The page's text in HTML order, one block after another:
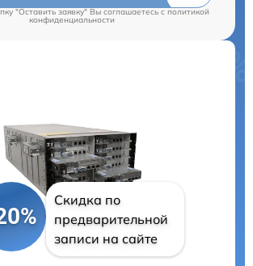
"Оставить заявку" Вы соглашаетесь c политикой
конфиденциальности
Скидка по
предварительной
записи на сайте